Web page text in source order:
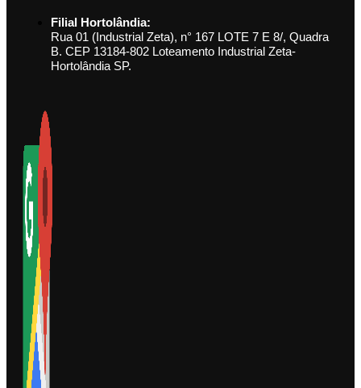
Filial Hortolândia:
Rua 01 (Industrial Zeta), n° 167 LOTE 7 E 8/, Quadra
B. CEP 13184-802 Loteamento Industrial Zeta-
Hortolândia SP.